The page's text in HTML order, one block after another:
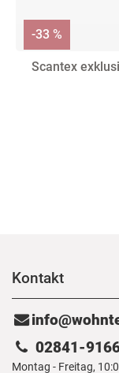
Scantex
-33 %
Kontakt
02841-
Montag - Freitag,